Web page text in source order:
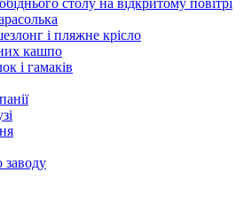
столу на відкритому повітрі
і пляжне крісло
кашпо
і гамаків
заводу